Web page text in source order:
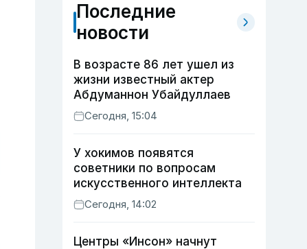
Последние
новости
В возрасте 86 лет ушел из
жизни известный актер
Абдуманнон Убайдуллаев
Сегодня, 15:04
У хокимов появятся
советники по вопросам
искусственного интеллекта
Сегодня, 14:02
Центры «Инсон» начнут